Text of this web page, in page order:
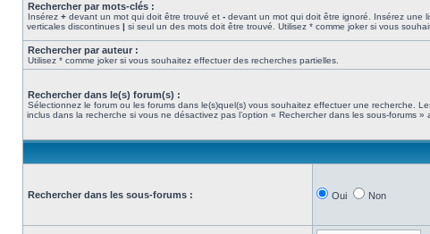
Rechercher par mots-clés :
Insérez + devant un mot qui doit être trouvé et - devant un mot qui doit être ignoré. Insérez une
verticales discontinues | si seul un des mots doit être trouvé. Utilisez * comme joker si vous
Rechercher par auteur :
Utilisez * comme joker si vous souhaitez effectuer des recherches partielles.
Rechercher dans le(s) forum(s) :
Sélectionnez le forum ou les forums dans le(s)quel(s) vous souhaitez effectuer une recherche.
inclus dans la recherche si vous ne désactivez pas l’option « Rechercher dans les sous-forums »
Rechercher dans les sous-forums : Oui Non